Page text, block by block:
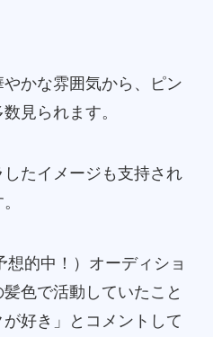
かな雰囲気から、ピン
見られます。
たイメージも支持され
想的中！）オーディショ
色で活動していたこと
好き」とコメントして